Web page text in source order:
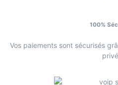
100%
Vos paiements sont sécurisés